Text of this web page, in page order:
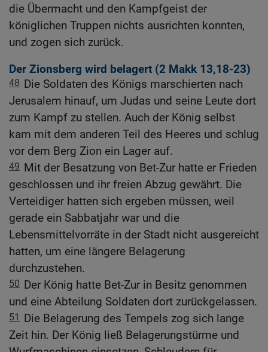
die Übermacht und den Kampfgeist der
königlichen Truppen nichts ausrichten konnten,
und zogen sich zurück.
Der Zionsberg wird belagert (2 Makk 13,18-23)
48 Die Soldaten des Königs marschierten nach
Jerusalem hinauf, um Judas und seine Leute dort
zum Kampf zu stellen. Auch der König selbst
kam mit dem anderen Teil des Heeres und schlug
vor dem Berg Zion ein Lager auf.
49 Mit der Besatzung von Bet-Zur hatte er Frieden
geschlossen und ihr freien Abzug gewährt. Die
Verteidiger hatten sich ergeben müssen, weil
gerade ein Sabbatjahr war und die
Lebensmittelvorräte in der Stadt nicht ausgereicht
hatten, um eine längere Belagerung
durchzustehen.
50 Der König hatte Bet-Zur in Besitz genommen
und eine Abteilung Soldaten dort zurückgelassen.
51 Die Belagerung des Tempels zog sich lange
Zeit hin. Der König ließ Belagerungstürme und